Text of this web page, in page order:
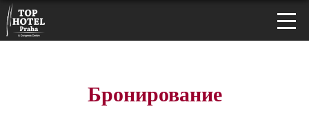
Бронирование